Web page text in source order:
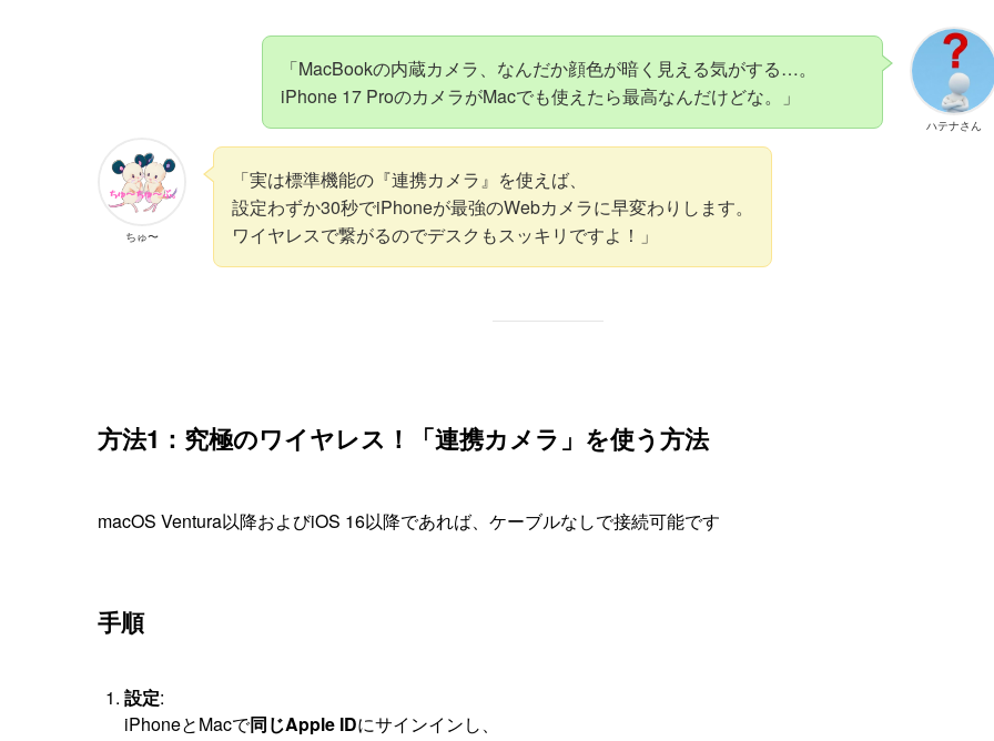
ハテナさん
「MacBookの内蔵カメラ、なんだか顔色が暗く見える気がする…。
iPhone 17 ProのカメラがMacでも使えたら最高なんだけどな。」
ちゅ〜
「実は標準機能の『連携カメラ』を使えば、
設定わずか30秒でiPhoneが最強のWebカメラに早変わりします。
ワイヤレスで繋がるのでデスクもスッキリですよ！」
方法1：究極のワイヤレス！「連携カメラ」を使う方法
macOS Ventura以降およびiOS 16以降であれば、ケーブルなしで接続可能です
手順
設定:
iPhoneとMacで同じApple IDにサインインし、